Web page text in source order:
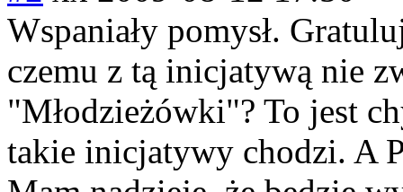
Wspaniały pomysł.
czemu z tą inicjatywą nie
"Młodzieżówki"? To jest
takie inicjatywy chodzi. A